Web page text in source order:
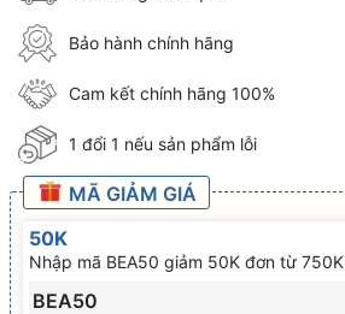
Bảo hành chính hãng
Cam kết chính hãng 100%
1 đổi 1 nếu sản phẩm lỗi
MÃ GIẢM GIÁ
50K
Nhập mã BEA50 giảm 50K đơn từ 750K
BEA50